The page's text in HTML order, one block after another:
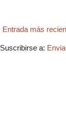
Entrada más
Suscribirse a: